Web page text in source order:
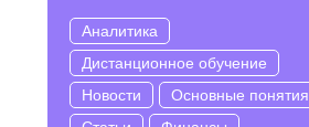
Аналитика
Дистанционное обучение
Новости
Основные понятия